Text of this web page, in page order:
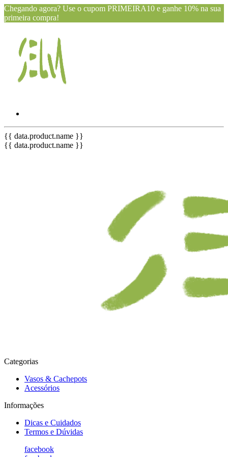
Chegando agora? Use o cupom PRIMEIRA10 e ganhe 10% na sua
primeira compra!
{{ data.product.name }}
{{ data.product.name }}
Categorias
Vasos & Cachepots
Acessórios
Informações
Dicas e Cuidados
Termos e Dúvidas
facebook